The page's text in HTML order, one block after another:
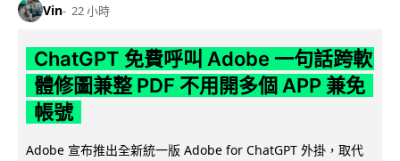
Vin 22 小時
ChatGPT 免費呼叫 Adobe 一句話跨軟
體修圖兼整 PDF 不用開多個 APP 兼免
帳號
Adobe 宣布推出全新統一版 Adobe for ChatGPT 外掛，取代